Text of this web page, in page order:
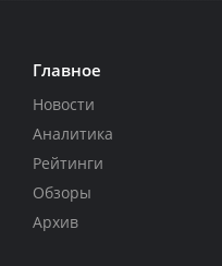
Главное
Новости
Аналитика
Рейтинги
Обзоры
Архив